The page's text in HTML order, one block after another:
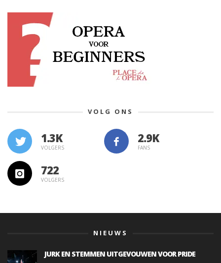
VOLG ONS
1.3K
VOLGERS FANS
722
VOLGERS
NIEUWS
JURK EN STEMMEN UITGEVOUWEN VOOR PRIDE